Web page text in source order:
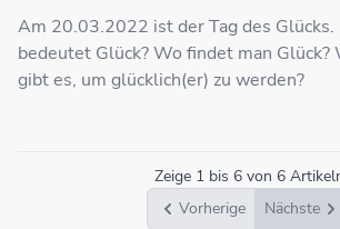
Am 20.03.2022 ist der Tag des Glücks.
bedeutet Glück? Wo findet man Glück?
gibt es, um glücklich(er) zu werden?
Zeige 1bis 6von 6
Vorherige
Nächste